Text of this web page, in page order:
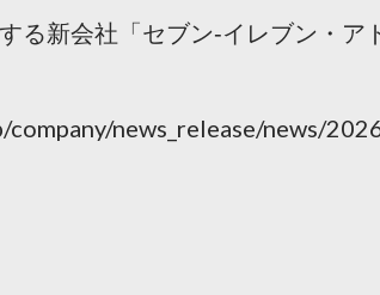
る新会社「セブン‐イレブン・ア
company/news_release/news/